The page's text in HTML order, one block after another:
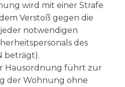
wird mit einer Strafe
Verstoß gegen die
notwendigen
des
beträgt).
Hausordnung führt zur
der Wohnung ohne